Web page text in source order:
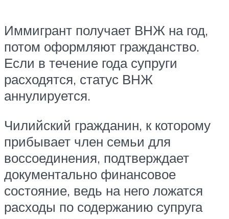
Иммигрант получает ВНЖ на год,
потом оформляют гражданство.
Если в течение года супруги
расходятся, статус ВНЖ
аннулируется.
Чилийский гражданин, к которому
прибывает член семьи для
воссоединения, подтверждает
документально финансовое
состояние, ведь на него ложатся
расходы по содержанию супруга